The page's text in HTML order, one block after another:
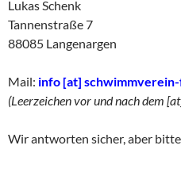
Lukas Schenk
Tannenstraße 7
88085 Langenargen
Mail: info [at]
(Leerzeichen vor und nach dem
Wir antworten sicher, aber